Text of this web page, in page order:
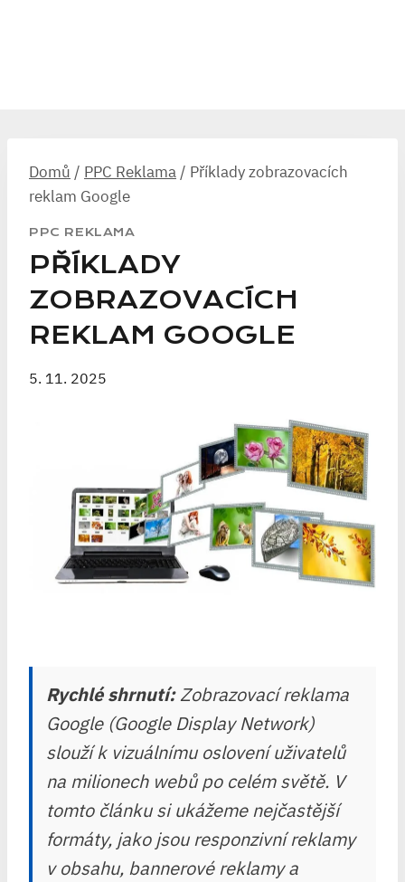
Domů / PPC Reklama / Příklady zobrazovacích
reklam Google
PPC REKLAMA
PŘÍKLADY
ZOBRAZOVACÍCH
REKLAM GOOGLE
5. 11. 2025
Rychlé shrnutí:Zobrazovací reklama
Google (Google Display Network)
slouží k vizuálnímu oslovení uživatelů
na milionech webů po celém světě. V
tomto článku si ukážeme nejčastější
formáty, jako jsou responzivní reklamy
v obsahu, bannerové reklamy a